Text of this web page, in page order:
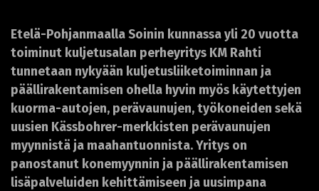
Etelä-Pohjanmaalla Soinin kunnassa yli 20 vuotta
toiminut kuljetusalan perheyritys KM Rahti
tunnetaan nykyään kuljetusliiketoiminnan ja
päällirakentamisen ohella hyvin myös käytettyjen
kuorma-autojen, perävaunujen, työkoneiden sekä
uusien Kässbohrer-merkkisten perävaunujen
myynnistä ja maahantuonnista. Yritys on
panostanut konemyynnin ja päällirakentamisen
lisäpalveluiden kehittämiseen ja uusimpana